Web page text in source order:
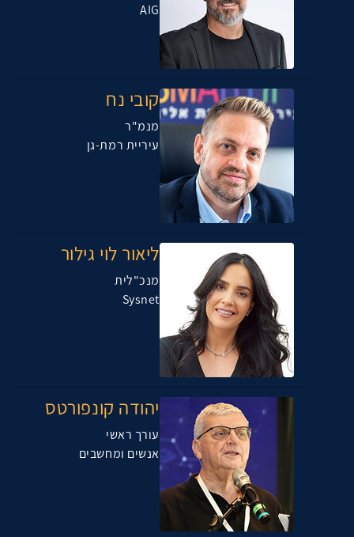
AIG
קובי נח
מנמ"ר
עיריית רמת-גן
ליאור לוי גילור
מנכ"לית
Sysnet
יהודה קונפורטס
עורך ראשי
אנשים ומחשבים